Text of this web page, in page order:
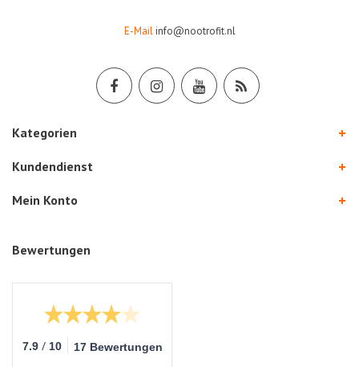
E-Mail info@nootrofit.nl
Kategorien
Kundendienst
Mein Konto
Bewertungen
7.9 / 10 17 Bewertungen